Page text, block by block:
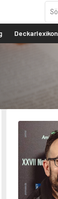
Deckarlexikon